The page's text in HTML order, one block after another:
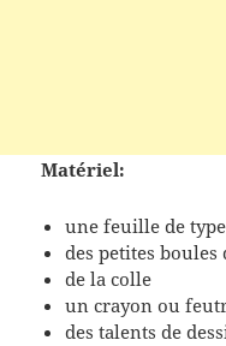
Matériel:
une feuille de
des petites
de la colle
un crayon ou
des talents de